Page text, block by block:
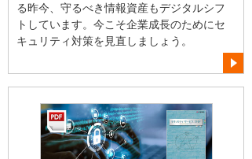
る昨今、守るべき情報資産もデジタルシフ
トしています。今こそ企業成長のためにセ
キュリティ対策を見直しましょう。